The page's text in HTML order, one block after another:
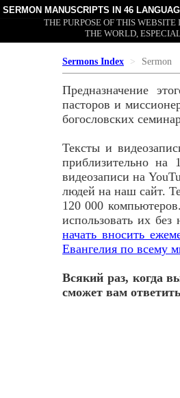
SERMON MANUSCRIPTS IN 46
THE PURPOSE OF THIS
THE WORLD,
Sermons Index Sermon
Предназначение
пасторов и
богословских
Тексты и
приблизительно
видеозаписи на
людей на наш сайт.
120 000
использовать их
начать вносить
Евангелия по всему
Всякий раз, когда
сможет вам